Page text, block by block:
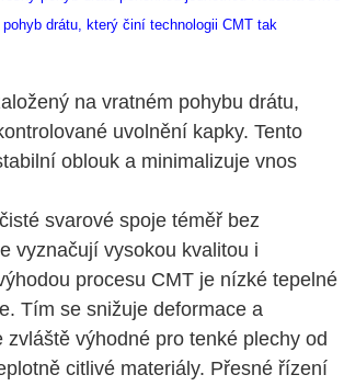
drátu, který činí technologii CMT tak
na vratném pohybu drátu,
uvolnění kapky. Tento
oblouk a minimalizuje vnos
svarové spoje téměř bez
vyznačují vysokou kvalitou i
procesu CMT je nízké tepelné
Tím se snižuje deformace a
zvláště výhodné pro tenké plechy od
citlivé materiály. Přesné řízení